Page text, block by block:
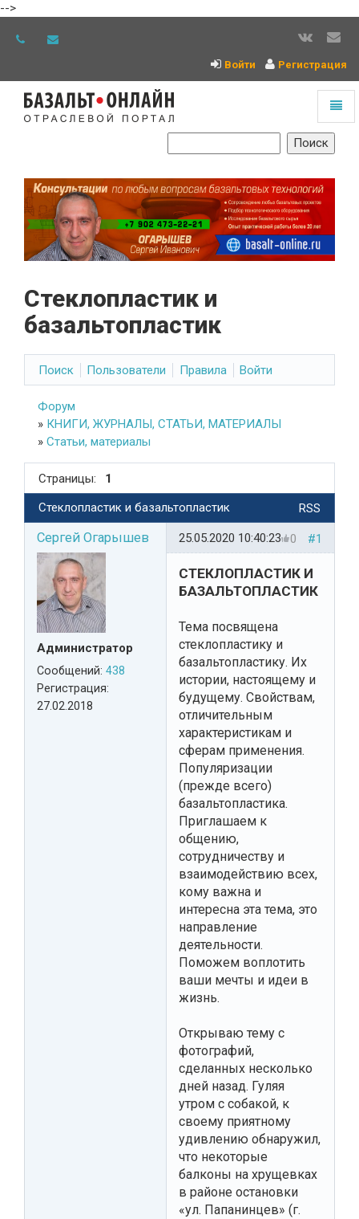
-->
Войти Регистрация
Стеклопластик и
базальтопластик
Поиск Пользователи Правила Войти
Форум
» КНИГИ, ЖУРНАЛЫ, СТАТЬИ, МАТЕРИАЛЫ
» Статьи, материалы
Страницы: 1
RSS
Стеклопластик и базальтопластик
Сергей Огарышев
Администратор
Сообщений: 438
Регистрация:
27.02.2018
#1
0
25.05.2020 10:40:23
СТЕКЛОПЛАСТИК И
БАЗАЛЬТОПЛАСТИК
Тема посвящена
стеклопластику и
базальтопластику. Их
истории, настоящему и
будущему. Свойствам,
отличительным
характеристикам и
сферам применения.
Популяризации
(прежде всего)
базальтопластика.
Приглашаем к
общению,
сотрудничеству и
взаимодействию всех,
кому важна и
интересна эта тема, это
направление
деятельности.
Поможем воплотить
ваши мечты и идеи в
жизнь.
Открываю тему с
фотографий,
сделанных несколько
дней назад. Гуляя
утром с собакой, к
своему приятному
удивлению обнаружил,
что некоторые
балконы на хрущевках
в районе остановки
«ул. Папанинцев» (г.